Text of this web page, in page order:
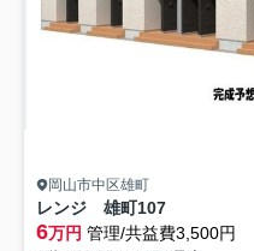
岡山市中区雄町
レンジ 雄町107
6万円 管理/共益費3,500円